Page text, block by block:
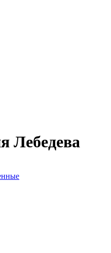
Лебедева